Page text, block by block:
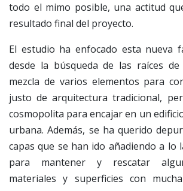
todo el mimo posible, una actitud
resultado final del proyecto.
El estudio ha enfocado esta nueva
desde la búsqueda de las raíces
mezcla de varios elementos para
justo de arquitectura tradicional,
cosmopolita para encajar en un
urbana. Además, se ha querido
capas que se han ido añadiendo a lo
para mantener y rescatar
materiales y superficies con